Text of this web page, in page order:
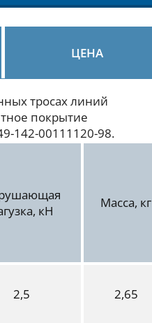
ЦЕНА
тросах линий
покрытие
142-00111120-98.
кН
Масса, кг
2,5 2,65